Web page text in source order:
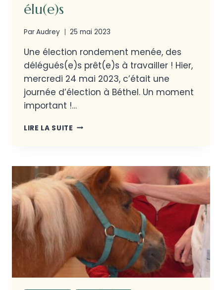
élu(e)s
ParAudrey 25 mai 2023
Une élection rondement menée, des
délégués(e)s prêt(e)s à travailler ! Hier,
mercredi 24 mai 2023, c’était une
journée d’élection à Béthel. Un moment
important !…
LIRE LA SUITE